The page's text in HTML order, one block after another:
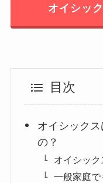
オイシッ
目次
オイシック
の？
オイシッ
一般家庭